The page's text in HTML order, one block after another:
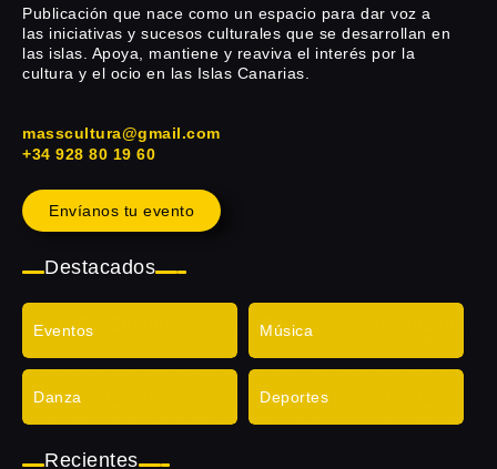
Publicación que nace como un espacio para dar voz a
las iniciativas y sucesos culturales que se desarrollan en
las islas. Apoya, mantiene y reaviva el interés por la
cultura y el ocio en las Islas Canarias.
masscultura@gmail.com
+34 928 80 19 60
Envíanos tu evento
Destacados
Eventos Música
Danza Deportes
Recientes